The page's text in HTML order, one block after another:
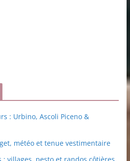
: Urbino, Ascoli Piceno &
météo et tenue vestimentaire